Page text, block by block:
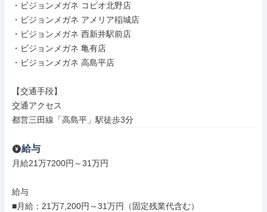
・ビジョンメガネ コピオ北野店
・ビジョンメガネ アメリア稲城店
・ビジョンメガネ 西新井駅前店
・ビジョンメガネ 亀有店
・ビジョンメガネ 高島平店
【交通手段】
交通アクセス
都営三田線「高島平」駅徒歩3分
給与
月給21万7200円～31万円
給与
■月給：21万7,200円～31万円（固定残業代含む）